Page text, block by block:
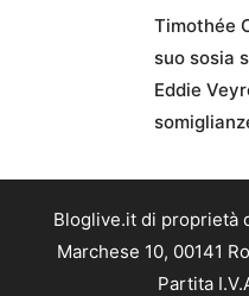
Timothée
suo sosia
Eddie
Bloglive.it di proprietà
Marchese 10, 00141
Partita